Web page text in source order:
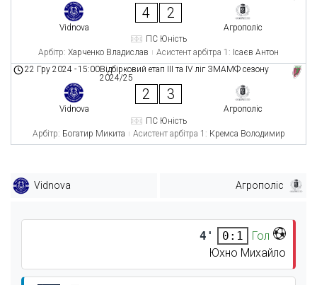
Vidnova
4 2
Агрополіс
ПС Юність
Арбітр: Харченко Владислав Асистент арбітра 1: Ісаєв Антон
Відбірковий етап ІII та ІV ліг ЗМАМФ сезону
2024/25
22 Гру 2024 -15:00
Vidnova
2 3
Агрополіс
ПС Юність
Арбітр: Богатир Микита Асистент арбітра 1: Кремса Володимир
Vidnova Агрополіс
4' 0:1
Гол
Юхно Михайло